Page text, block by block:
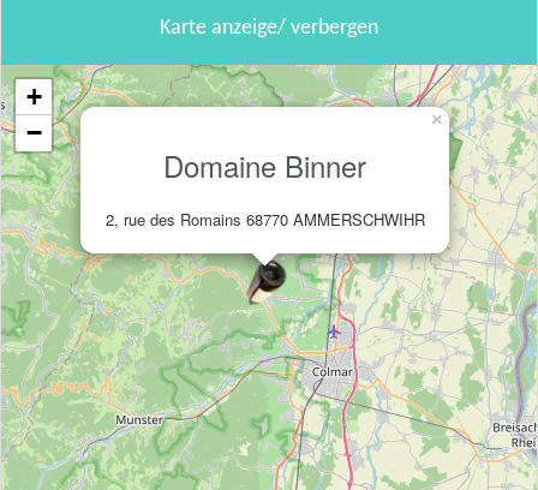
Karte anzeige/ verbergen
Domaine Binner
2, rue des Romains 68770 AMMERSCHWIHR
×
+
−